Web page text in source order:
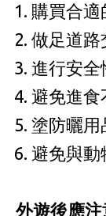
購買合適
做足道路
進行安全
避免進食
塗防曬用
避免與動
外遊後應